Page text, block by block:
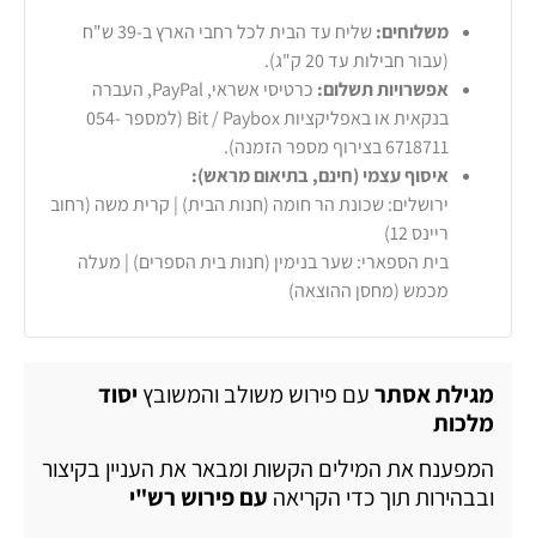
משלוחים:
שליח עד הבית לכל רחבי הארץ ב-39 ש"ח
(עבור חבילות עד 20 ק"ג).
אפשרויות תשלום:
כרטיסי אשראי, PayPal, העברה
בנקאית או באפליקציות Bit / Paybox (למספר 054-
6718711 בצירוף מספר הזמנה).
איסוף עצמי (חינם, בתיאום מראש):
ירושלים: שכונת הר חומה (חנות הבית) | קרית משה (רחוב
ריינס 12)
בית הספארי: שער בנימין (חנות בית הספרים) | מעלה
מכמש (מחסן ההוצאה)
מגילת אסתרעם פירוש משולב והמשובץיסוד
מלכות
המפענח את המילים הקשות ומבאר את העניין בקיצור
ובבהירות תוך כדי הקריאה עם פירוש רש"י